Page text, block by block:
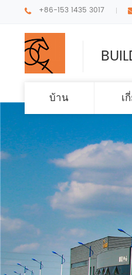
+86-153 1435 3017
บ้าน เ